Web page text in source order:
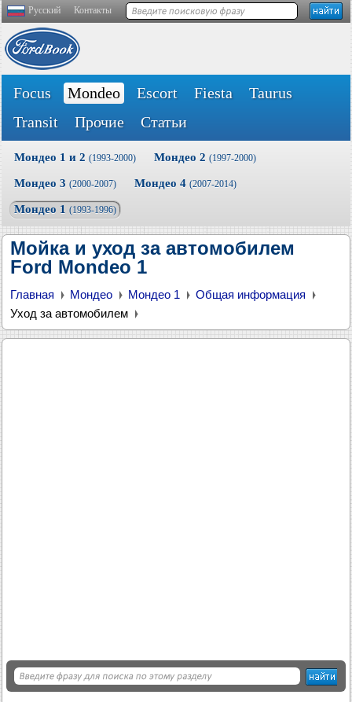
Русский Контакты
Focus Mondeo Escort Fiesta
Taurus
Transit
Прочие Статьи
Мондео 1 и 2 (1993-2000) Мондео 2 (1997-2000)
Мондео 3 (2000-2007) Мондео 4 (2007-2014)
Мондео 1 (1993-1996)
Мойка и уход за автомобилем
Ford Mondeo 1
Главная Мондео Мондео 1
Общая информация
Уход за автомобилем